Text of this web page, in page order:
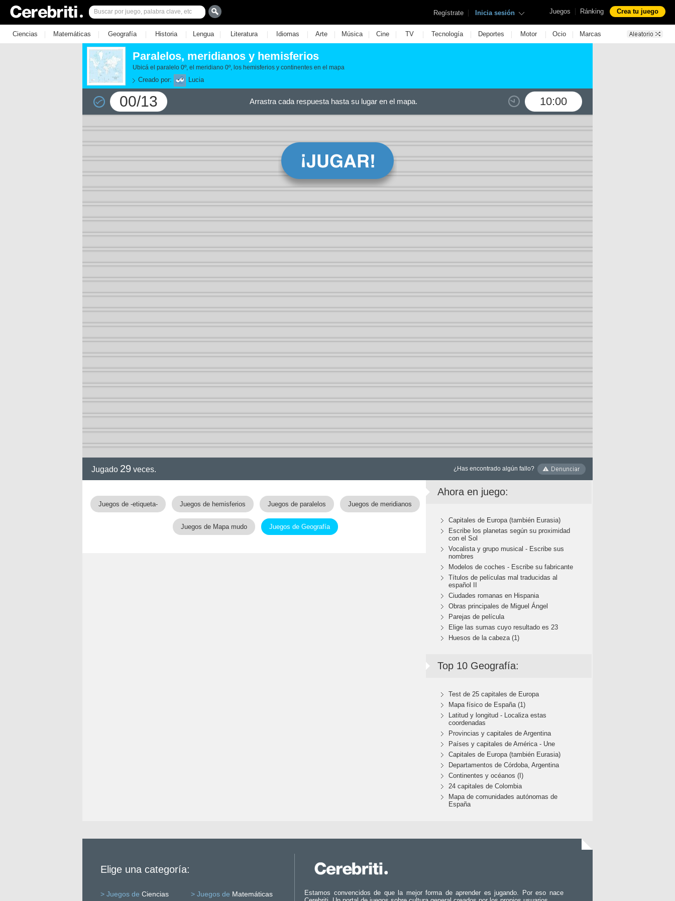
Juegos | Ránking Crea tu juego
Regístrate | Inicia sesión
Ciencias | Matemáticas | Geografía | Historia | Lengua | Literatura | Idiomas | Arte | Música | Cine | TV | Tecnología | Deportes | Motor | Ocio | Marcas
Paralelos, meridianos y hemisferios
Ubicá el paralelo 0º, el meridiano 0º, los hemisferios y continentes en el mapa
Creado por: Lucia
00/13 10:00
Arrastra cada respuesta hasta su lugar en el mapa.
Jugado 29 veces. ¿Has encontrado algún fallo?
Juegos de -etiqueta- Juegos de hemisferios Juegos de paralelos Juegos de meridianos
Juegos de Mapa mudo Juegos de Geografía
Ahora en juego:
Capitales de Europa (también Eurasia)
Escribe los planetas según su proximidad
con el Sol
Vocalista y grupo musical - Escribe sus
nombres
Modelos de coches - Escribe su fabricante
Títulos de películas mal traducidas al
español II
Ciudades romanas en Hispania
Obras principales de Miguel Ángel
Parejas de película
Elige las sumas cuyo resultado es 23
Huesos de la cabeza (1)
Top 10 Geografía:
Test de 25 capitales de Europa
Mapa físico de España (1)
Latitud y longitud - Localiza estas
coordenadas
Provincias y capitales de Argentina
Países y capitales de América - Une
Capitales de Europa (también Eurasia)
Departamentos de Córdoba, Argentina
Continentes y océanos (I)
24 capitales de Colombia
Mapa de comunidades autónomas de
España
Elige una categoría:
> Juegos de Ciencias > Juegos de Matemáticas
Estamos convencidos de que la mejor forma de aprender es jugando. Por eso nace